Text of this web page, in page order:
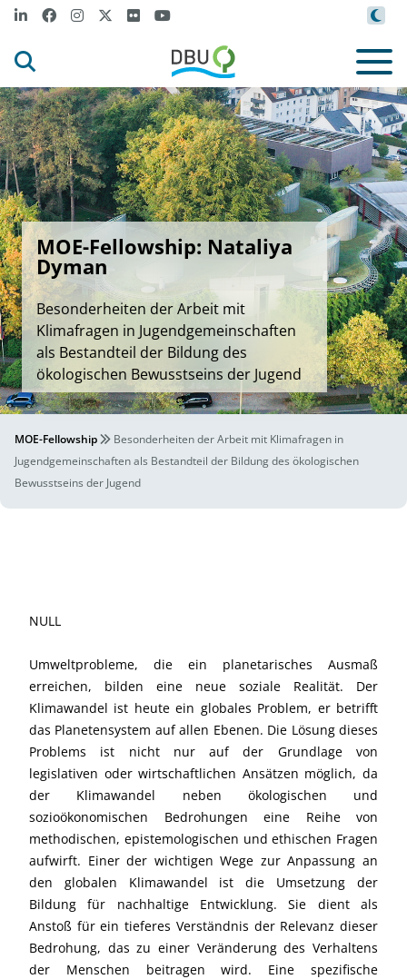
MOE-Fellowship: Nataliya
Dyman
Besonderheiten der Arbeit mit
Klimafragen in Jugendgemeinschaften
als Bestandteil der Bildung des
ökologischen Bewusstseins der Jugend
MOE-Fellowship
Besonderheiten der Arbeit mit Klimafragen in
Jugendgemeinschaften als Bestandteil der Bildung des ökologischen
Bewusstseins der Jugend
NULL
Umweltprobleme, die ein planetarisches Ausmaß
erreichen, bilden eine neue soziale Realität. Der
Klimawandel ist heute ein globales Problem, er betrifft
das Planetensystem auf allen Ebenen. Die Lösung dieses
Problems ist nicht nur auf der Grundlage von
legislativen oder wirtschaftlichen Ansätzen möglich, da
der Klimawandel neben ökologischen und
sozioökonomischen Bedrohungen eine Reihe von
methodischen, epistemologischen und ethischen Fragen
aufwirft. Einer der wichtigen Wege zur Anpassung an
den globalen Klimawandel ist die Umsetzung der
Bildung für nachhaltige Entwicklung. Sie dient als
Anstoß für ein tieferes Verständnis der Relevanz dieser
Bedrohung, das zu einer Veränderung des Verhaltens
der Menschen beitragen wird. Eine spezifische